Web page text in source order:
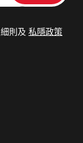
細則及 私隱政策